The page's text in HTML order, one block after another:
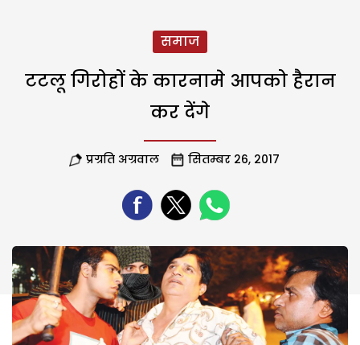
समाज
टटलू गिरोहों के कारनामे आपको हैरान
कर देंगे
प्रग्रति अग्रवाल सितम्बर 26, 2017